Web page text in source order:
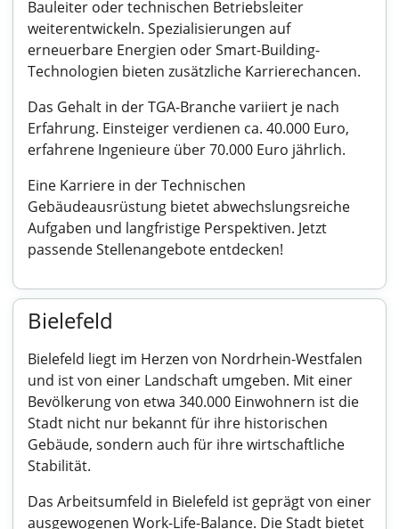
Bauleiter oder technischen Betriebsleiter
weiterentwickeln. Spezialisierungen auf
erneuerbare Energien oder Smart-Building-
Technologien bieten zusätzliche Karrierechancen.
Das Gehalt in der TGA-Branche variiert je nach
Erfahrung. Einsteiger verdienen ca. 40.000 Euro,
erfahrene Ingenieure über 70.000 Euro jährlich.
Eine Karriere in der Technischen
Gebäudeausrüstung bietet abwechslungsreiche
Aufgaben und langfristige Perspektiven. Jetzt
passende Stellenangebote entdecken!
Bielefeld
Bielefeld liegt im Herzen von Nordrhein-Westfalen
und ist von einer Landschaft umgeben. Mit einer
Bevölkerung von etwa 340.000 Einwohnern ist die
Stadt nicht nur bekannt für ihre historischen
Gebäude, sondern auch für ihre wirtschaftliche
Stabilität.
Das Arbeitsumfeld in Bielefeld ist geprägt von einer
ausgewogenen Work-Life-Balance. Die Stadt bietet